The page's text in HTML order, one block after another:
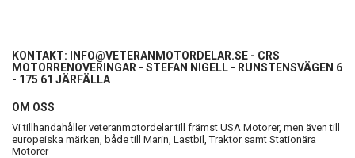
KONTAKT: INFO@VETERANMOTORDELAR.SE - CRS
MOTORRENOVERINGAR - STEFAN NIGELL - RUNSTENSVÄGEN 6
- 175 61 JÄRFÄLLA
OM OSS
Vi tillhandahåller veteranmotordelar till främst USA Motorer, men även till
europeiska märken, både till Marin, Lastbil, Traktor samt Stationära
Motorer